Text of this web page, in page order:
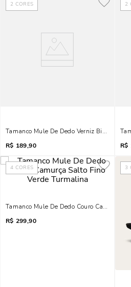
2 CORES
Tamanco Mule De Dedo Verniz Bico
R$ 189,90
2
R$
4 CORES
Tamanco Mule De Dedo Couro Camurça
R$ 299,90
3